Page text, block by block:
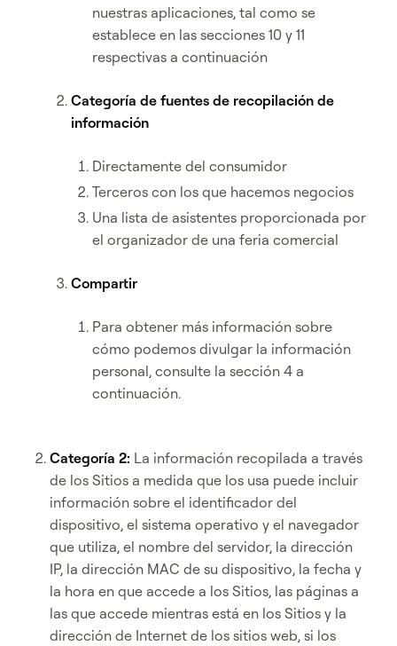
nuestras aplicaciones, tal como se
establece en las secciones 10 y 11
respectivas a continuación
Categoría de fuentes de recopilación de
información
Directamente del consumidor
Terceros con los que hacemos negocios
Una lista de asistentes proporcionada por
el organizador de una feria comercial
Compartir
Para obtener más información sobre
cómo podemos divulgar la información
personal, consulte la sección 4 a
continuación.
Categoría 2: La información recopilada a través
de los Sitios a medida que los usa puede incluir
información sobre el identificador del
dispositivo, el sistema operativo y el navegador
que utiliza, el nombre del servidor, la dirección
IP, la dirección MAC de su dispositivo, la fecha y
la hora en que accede a los Sitios, las páginas a
las que accede mientras está en los Sitios y la
dirección de Internet de los sitios web, si los